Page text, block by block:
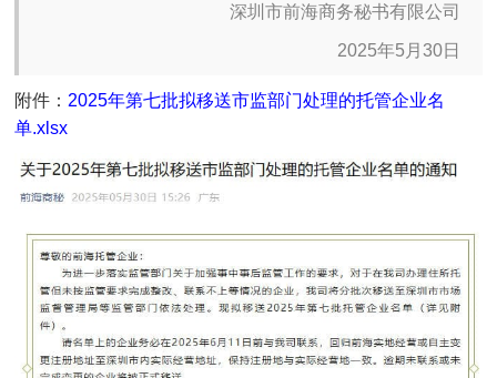
深圳市前海商务秘书有限公司
2025年5月30日
附件： 2025年第七批拟移送市监部门处理的托管企业名
单.xlsx